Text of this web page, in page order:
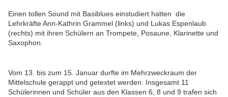
Einen tollen Sound mit Basiblues einstudiert hatten die
Lehrkräfte Ann-Kathrin Grammel (links) und Lukas Espenlaub
(rechts) mit ihren Schülern an Trompete, Posaune, Klarinette und
Saxophon.
Vom 13. bis zum 15. Januar durfte im Mehrzweckraum der
Mittelschule gerappt und getextet werden. Insgesamt 11
Schülerinnen und Schüler aus den Klassen 6, 8 und 9 trafen sich